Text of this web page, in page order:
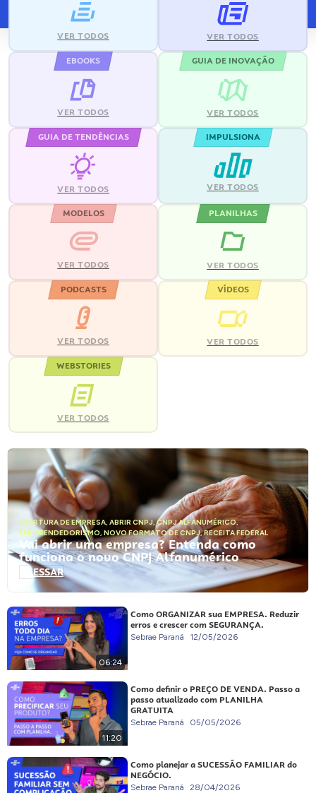
VER TODOS VER TODOS
EBOOKS
VER TODOS
GUIA DE INOVAÇÃO
VER TODOS
GUIA DE TENDÊNCIAS
VER TODOS
IMPULSIONA
VER TODOS
MODELOS
VER TODOS
PLANILHAS
VER TODOS
PODCASTS
VER TODOS
VÍDEOS
VER TODOS
WEBSTORIES
VER TODOS
ABERTURA DE EMPRESA, ABRIR CNPJ,CNPJ ALFANUMÉRICO,
EMPREENDEDORISMO, NOVO FORMATO DE CNPJ,RECEITA FEDERAL
Vai abrir uma empresa? Entenda como
funciona o novo CNPJ Alfanumérico
ACESSAR
06:24
Como ORGANIZAR sua EMPRESA. Reduzir
erros e crescer com SEGURANÇA.
Sebrae Paraná 12/05/2026
11:20
Como definir o PREÇO DE VENDA. Passo a
passo atualizado com PLANILHA
GRATUITA
Sebrae Paraná 05/05/2026
Como planejar a SUCESSÃO FAMILIAR do
NEGÓCIO.
Sebrae Paraná 28/04/2026